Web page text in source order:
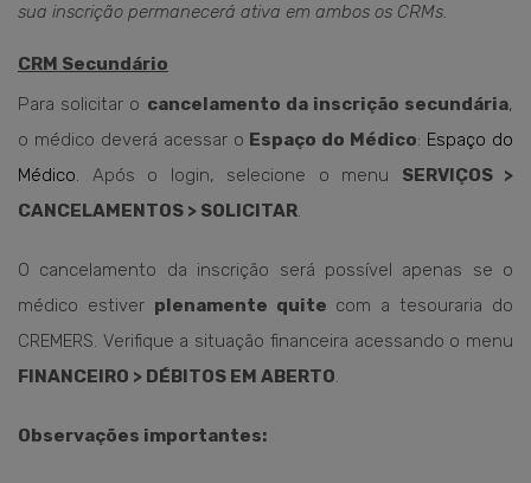
sua inscrição permanecerá ativa em ambos os CRMs.
CRM Secundário
Para solicitar o cancelamento da inscrição secundária,
o médico deverá acessar o Espaço do Médico: Espaço do
Médico. Após o login, selecione o menu SERVIÇOS >
CANCELAMENTOS > SOLICITAR.
O cancelamento da inscrição será possível apenas se o
médico estiver plenamente quite com a tesouraria do
CREMERS. Verifique a situação financeira acessando o menu
FINANCEIRO > DÉBITOS EM ABERTO.
Observações importantes: